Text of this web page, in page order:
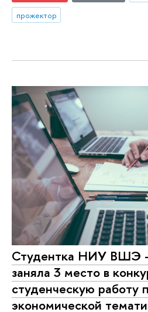
прожектор
Студентка НИУ ВШЭ
заняла 3 место в
студенческую работу
экономической